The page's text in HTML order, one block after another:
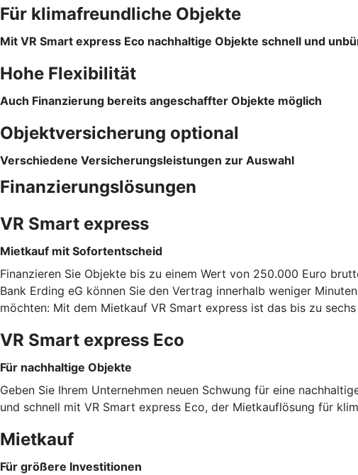
Für klimafreundliche Objekte
Mit VR Smart express Eco nachhaltige Objekte schnell und
Hohe Flexibilität
Auch Finanzierung bereits angeschaffter Objekte möglich
Objektversicherung optional
Verschiedene Versicherungsleistungen zur Auswahl
Finanzierungslösungen
VR Smart express
Mietkauf mit Sofortentscheid
Finanzieren Sie Objekte bis zu einem Wert von 250.000 Euro
Bank Erding eG können Sie den Vertrag innerhalb weniger
möchten: Mit dem Mietkauf VR Smart express ist das bis zu
VR Smart express Eco
Für nachhaltige Objekte
Geben Sie Ihrem Unternehmen neuen Schwung für eine
und schnell mit VR Smart express Eco, der Mietkauflösung für
Mietkauf
Für größere Investitionen